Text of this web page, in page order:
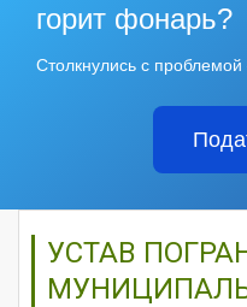
горит фонарь?
Столкнулись с
УСТАВ